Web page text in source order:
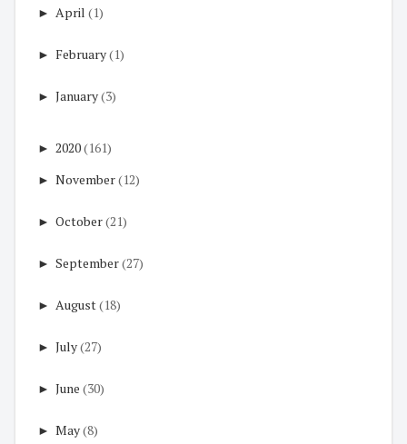
► April (1)
► February(1)
► January(3)
► 2020(161)
► November(12)
► October(21)
► September(27)
► August(18)
► July(27)
► June (30)
► May(8)